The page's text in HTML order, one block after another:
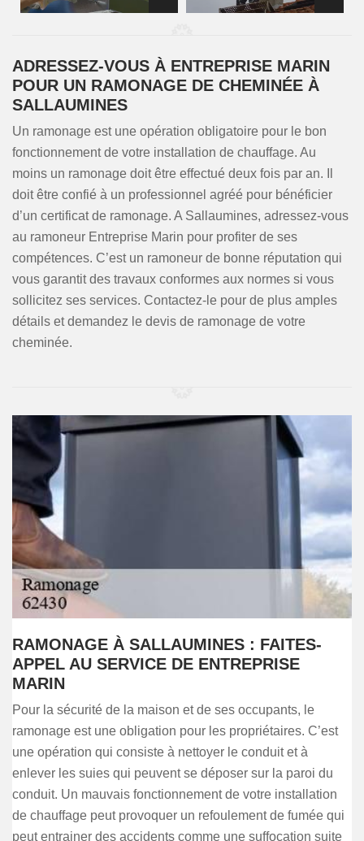
ADRESSEZ-VOUS À ENTREPRISE MARIN
POUR UN RAMONAGE DE CHEMINÉE À
SALLAUMINES
Un ramonage est une opération obligatoire pour le bon
fonctionnement de votre installation de chauffage. Au
moins un ramonage doit être effectué deux fois par an. Il
doit être confié à un professionnel agréé pour bénéficier
d’un certificat de ramonage. A Sallaumines, adressez-vous
au ramoneur Entreprise Marin pour profiter de ses
compétences. C’est un ramoneur de bonne réputation qui
vous garantit des travaux conformes aux normes si vous
sollicitez ses services. Contactez-le pour de plus amples
détails et demandez le devis de ramonage de votre
cheminée.
RAMONAGE À SALLAUMINES : FAITES-
APPEL AU SERVICE DE ENTREPRISE
MARIN
Pour la sécurité de la maison et de ses occupants, le
ramonage est une obligation pour les propriétaires. C’est
une opération qui consiste à nettoyer le conduit et à
enlever les suies qui peuvent se déposer sur la paroi du
conduit. Un mauvais fonctionnement de votre installation
de chauffage peut provoquer un refoulement de fumée qui
peut entrainer des accidents comme une suffocation suite